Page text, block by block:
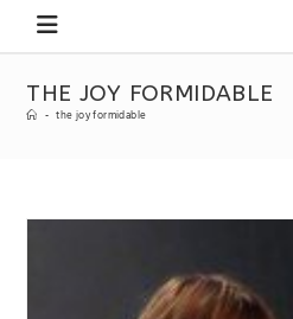
THE JOY FORMIDABLE
- the joy formidable